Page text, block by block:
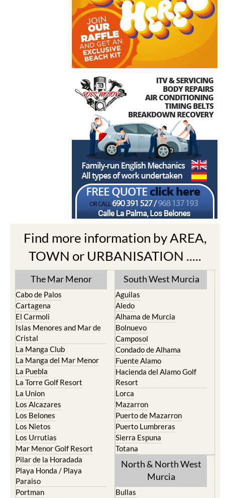
Find more information by AREA,
TOWN or URBANISATION .....
The Mar Menor
Cabo de Palos
Cartagena
El Carmoli
Islas Menores and Mar de
Cristal
La Manga Club
La Manga del Mar Menor
La Puebla
La Torre Golf Resort
La Union
Los Alcazares
Los Belones
Los Nietos
Los Urrutias
Mar Menor Golf Resort
Pilar de la Horadada
Playa Honda / Playa
Paraiso
Portman
South West Murcia
Aguilas
Aledo
Alhama de Murcia
Bolnuevo
Camposol
Condado de Alhama
Fuente Alamo
Hacienda del Alamo Golf
Resort
Lorca
Mazarron
Puerto de Mazarron
Puerto Lumbreras
Sierra Espuna
Totana
North & North West
Murcia
Bullas